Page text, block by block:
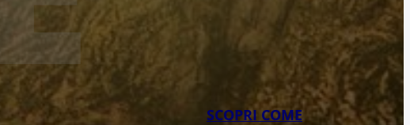
SCOPRI COME